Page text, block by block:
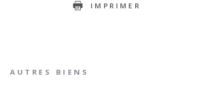
IMPRIMER
AUTRES BIENS